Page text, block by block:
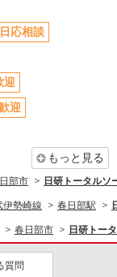
を見る
ベートも諦めない
払い有/週払い有/交
を見る
り
～）活躍中
応相談
迎
迎
もっと見る
部市 日研トータル
伊勢崎線 春日部駅
春日部市 日研トー
質問